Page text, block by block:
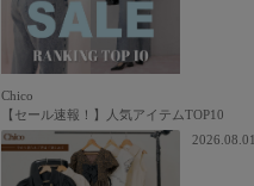
Chico
【セール速報！】人気アイテムTOP10
2026.08.01